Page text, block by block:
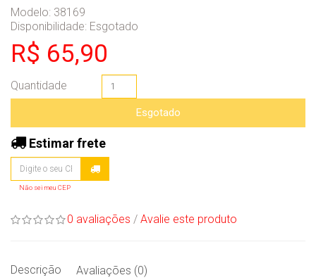
Modelo: 38169
Disponibilidade: Esgotado
R$ 65,90
Quantidade
Esgotado
Estimar frete
Não sei meu CEP
0 avaliações / Avalie este produto
Descrição Avaliações (0)